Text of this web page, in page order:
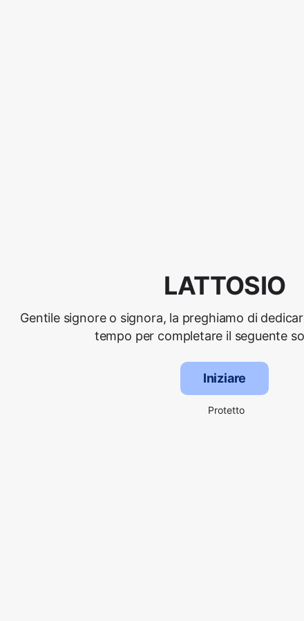
LATTOSIO
Gentile signore o signora, la preghiamo di
tempo per completare il seguente
Iniziare
Protetto